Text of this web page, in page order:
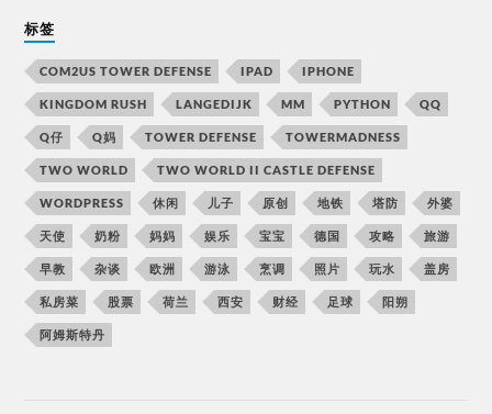
标签
COM2US TOWER DEFENSE IPAD IPHONE
KINGDOM RUSH LANGEDIJK MM PYTHON QQ
Q仔 Q妈 TOWER DEFENSE TOWERMADNESS
TWO WORLD TWO WORLD II CASTLE DEFENSE
WORDPRESS 休闲 儿子 原创 地铁 塔防 外婆
天使 奶粉 妈妈 娱乐 宝宝 德国 攻略 旅游
早教 杂谈 欧洲 游泳 烹调 照片 玩水 盖房
私房菜 股票 荷兰 西安 财经 足球 阳朔
阿姆斯特丹